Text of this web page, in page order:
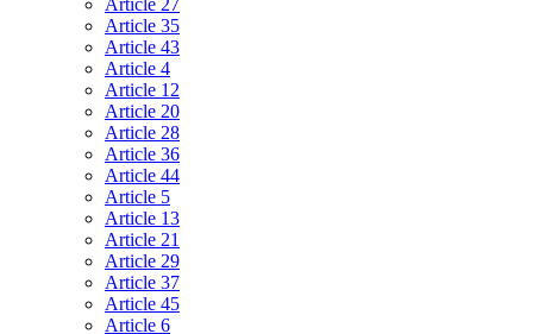
Article 27
Article 35
Article 43
Article 4
Article 12
Article 20
Article 28
Article 36
Article 44
Article 5
Article 13
Article 21
Article 29
Article 37
Article 45
Article 6